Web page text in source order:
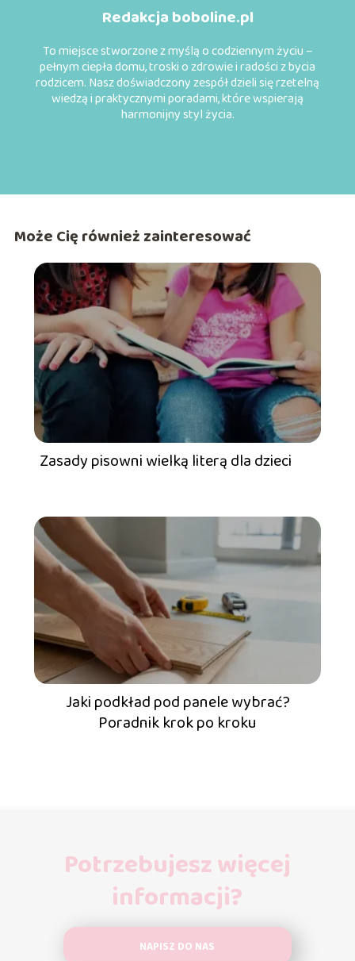
Redakcja boboline.pl
To miejsce stworzone z myślą o codziennym życiu –
pełnym ciepła domu, troski o zdrowie i radości z bycia
rodzicem. Nasz doświadczony zespół dzieli się rzetelną
wiedzą i praktycznymi poradami, które wspierają
harmonijny styl życia.
Może Cię również zainteresować
Zasady pisowni wielką literą dla dzieci
Jaki podkład pod panele wybrać?
Poradnik krok po kroku
Potrzebujesz więcej
informacji?
NAPISZ DO NAS